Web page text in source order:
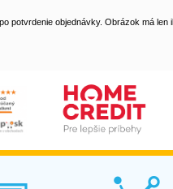
potvrdenie objednávky. Obrázok má len